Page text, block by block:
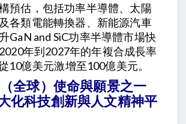
預估，包括功率半導體、太陽
各類電能轉換器、新能源汽車
GaN and SiC功率半導體市場快
年到2027年的年複合成長率
10億美元激增至100億美元。
全球）使命與願景之一
化科技創新與人文精神平